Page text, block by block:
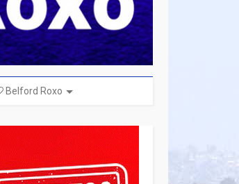
Belford Roxo